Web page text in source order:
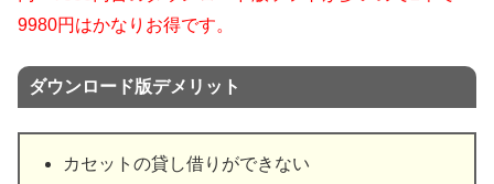
9980円はかなりお得です。
ダウンロード版デメリット
カセットの貸し借りができない